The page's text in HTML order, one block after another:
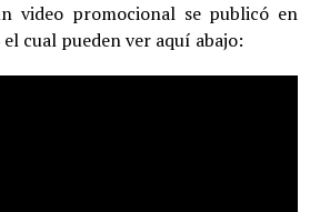
video promocional se publicó en
cual pueden ver aquí abajo: